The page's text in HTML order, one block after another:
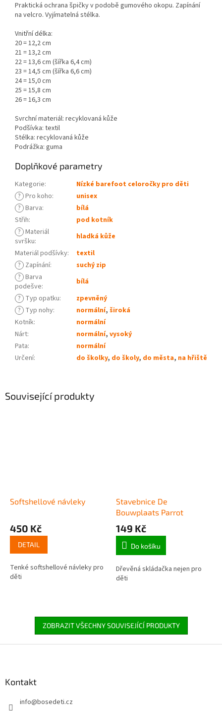
Související produkty
Softshellové návleky
450 Kč
DETAIL
Tenké softshellové návleky pro
děti
Stavebnice De
Bouwplaats Parrot
149 Kč
Do košíku
Dřevěná skládačka nejen pro
děti
ZOBRAZIT VŠECHNY SOUVISEJÍCÍ PRODUKTY
Praktická ochrana špičky v podobě gumového okopu. Zapínání
na velcro. Vyjímatelná stélka.
Vnitřní délka:
20 = 12,2 cm
21 = 13,2 cm
22 = 13,6 cm (šířka 6,4 cm)
23 = 14,5 cm (šířka 6,6 cm)
24 = 15,0 cm
25 = 15,8 cm
26 = 16,3 cm
Svrchní materiál: recyklovaná kůže
Podšívka: textil
Stélka: recyklovaná kůže
Podrážka: guma
Doplňkové parametry
Kategorie:
Nízké barefoot celoročky pro děti
? Pro koho:
unisex
? Barva:
bílá
Střih:
pod kotník
? Materiál
svršku:
hladká kůže
Materiál podšívky:
textil
? Zapínání:
suchý zip
? Barva
podešve:
bílá
? Typ opatku:
zpevněný
? Typ nohy: normální, široká
Kotník:
normální
Nárt: normální, vysoký
Pata:
normální
Určení: do školky, do školy, do města, na hřiště
Kontakt
info@bosedeti.cz